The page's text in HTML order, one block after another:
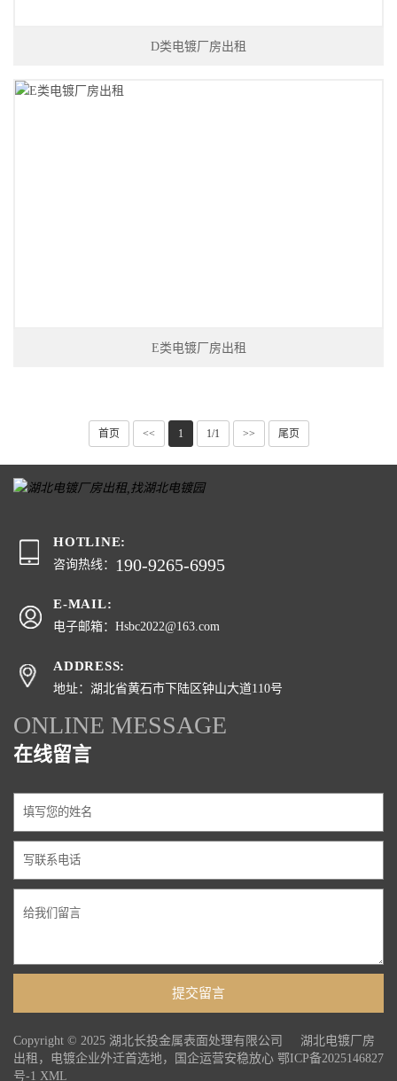
D类电镀厂房出租
E类电镀厂房出租
首页 << 1 1/1 >> 尾页
HOTLINE:
咨询热线： 190-9265-6995
E-MAIL:
电子邮箱：Hsbc2022@163.com
ADDRESS:
地址：湖北省黄石市下陆区钟山大道110号
ONLINE MESSAGE
在线留言
Copyright © 2025 湖北长投金属表面处理有限公司 湖北电镀厂房
出租，电镀企业外迁首选地，国企运营安稳放心 鄂ICP备2025146827
号-1 XML